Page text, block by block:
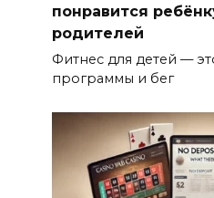
понравится
родителей
Фитнес для детей —
программы и бег